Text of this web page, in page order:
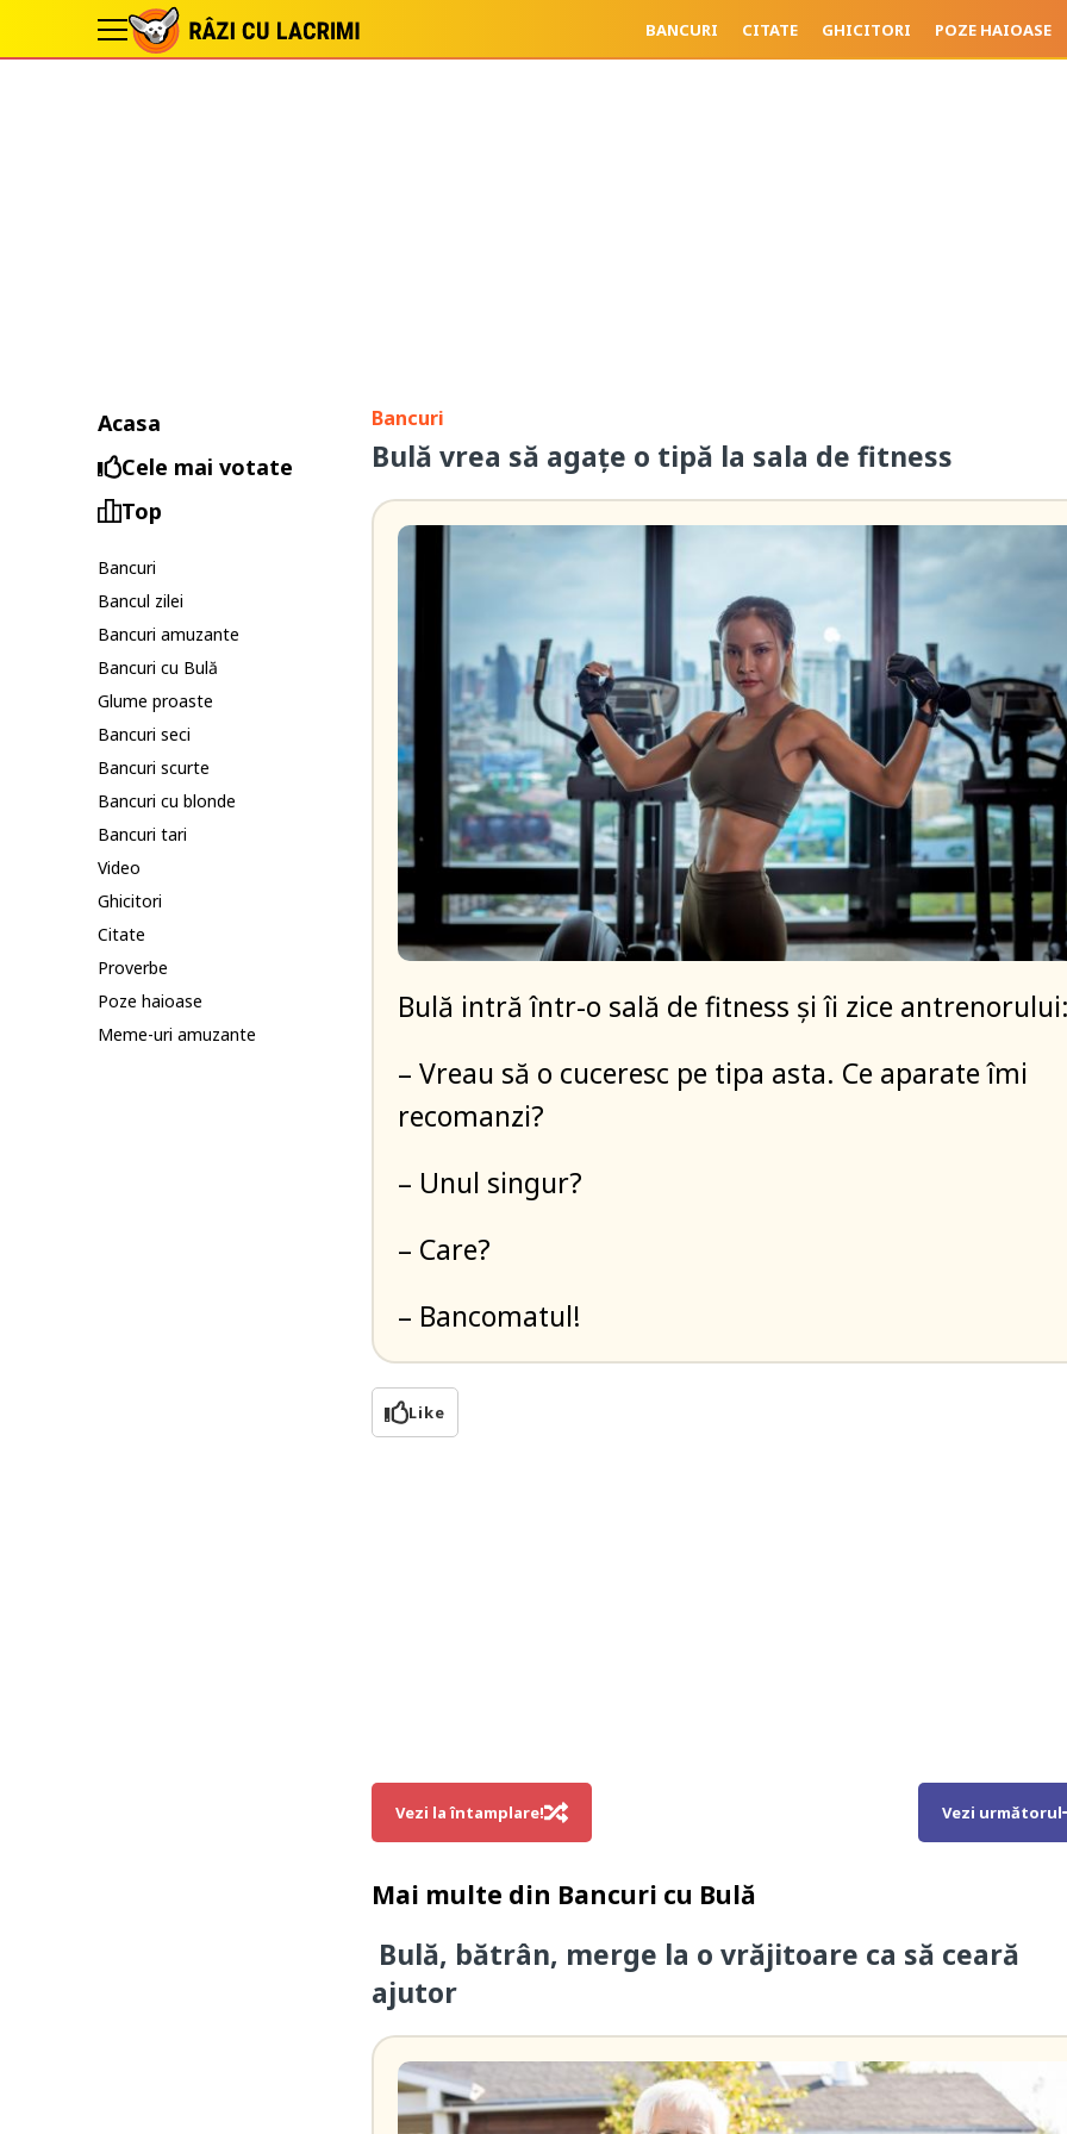
BANCURI CITATE GHICITORI POZE HAIOASE
Acasa
Cele mai votate
Top
Bancuri
Bancul zilei
Bancuri amuzante
Bancuri cu Bulă
Glume proaste
Bancuri seci
Bancuri scurte
Bancuri cu blonde
Bancuri tari
Video
Ghicitori
Citate
Proverbe
Poze haioase
Meme-uri amuzante
Bancuri
Bulă vrea să agaţe o tipă la sala de fitness
Bulă intră într-o sală de fitness și îi zice
– Vreau să o cuceresc pe tipa asta. Ce aparate îmi
recomanzi?
– Unul singur?
– Care?
– Bancomatul!
Like
Vezi la întamplare! Vezi următorul
Mai multe din Bancuri cu Bulă
Bulă, bătrân, merge la o vrăjitoare ca să ceară
ajutor